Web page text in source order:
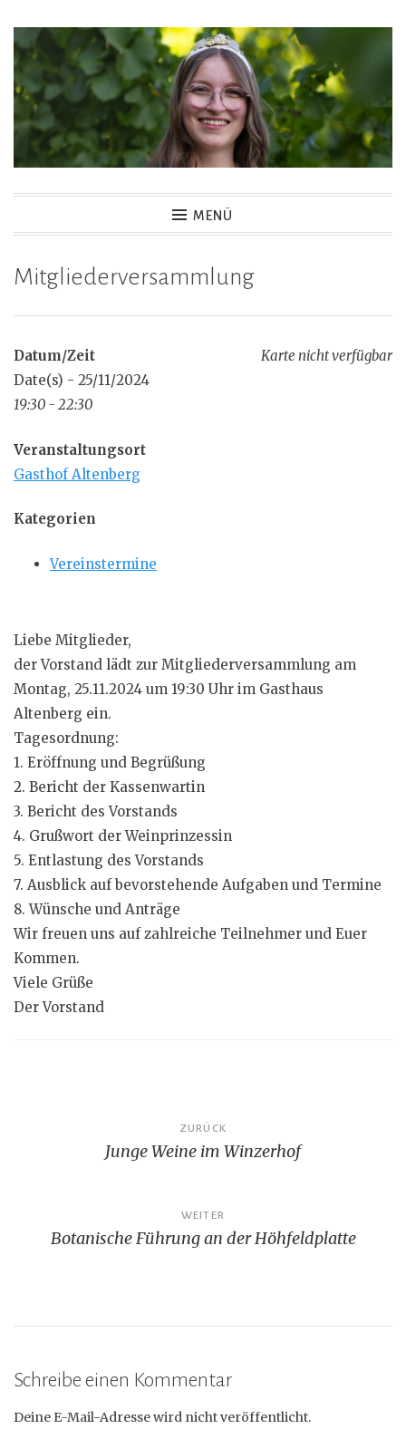
Zum
Inhalt
springen
MENÜ
Mitgliederversammlung
Karte nicht verfügbar
Datum/Zeit
Date(s) - 25/11/2024
19:30 - 22:30
Veranstaltungsort
Gasthof Altenberg
Kategorien
Vereinstermine
Liebe Mitglieder,
der Vorstand lädt zur Mitgliederversammlung am
Montag, 25.11.2024 um 19:30 Uhr im Gasthaus
Altenberg ein.
Tagesordnung:
1. Eröffnung und Begrüßung
2. Bericht der Kassenwartin
3. Bericht des Vorstands
4. Grußwort der Weinprinzessin
5. Entlastung des Vorstands
7. Ausblick auf bevorstehende Aufgaben und Termine
8. Wünsche und Anträge
Wir freuen uns auf zahlreiche Teilnehmer und Euer
Kommen.
Viele Grüße
Der Vorstand
Beitragsnavigation
ZURÜCK
Junge Weine im Winzerhof
WEITER
Botanische Führung an der Höhfeldplatte
Schreibe einen Kommentar
Deine E-Mail-Adresse wird nicht veröffentlicht.